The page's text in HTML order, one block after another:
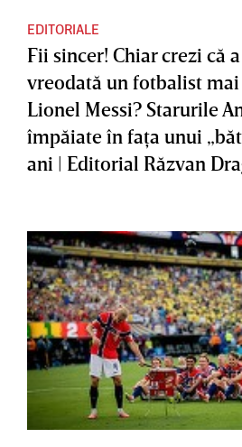
EDITORIALE
Fii sincer! Chiar crezi că
vreodată un fotbalist
Lionel Messi? Starurile
împăiate în faţa unui
ani | Editorial Răzvan